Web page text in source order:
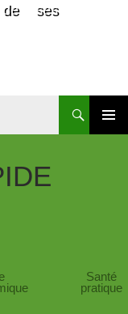
ses
Santé
pratique